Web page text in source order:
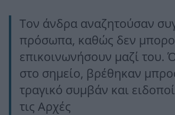
Τον άνδρα αναζητούσαν
πρόσωπα, καθώς δεν
επικοινωνήσουν μαζί του.
στο σημείο, βρέθηκαν
τραγικό συμβάν και
τις Αρχές